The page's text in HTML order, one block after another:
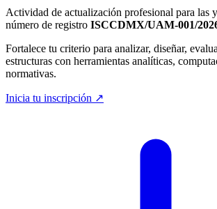
Actividad de actualización profesional para las
número de registro ISCCDMX/UAM-001/
Fortalece tu criterio para analizar, diseñar,
estructuras con herramientas analíticas,
normativas.
Inicia tu inscripción ↗